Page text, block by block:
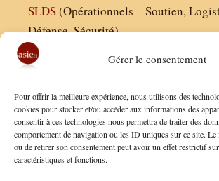
Gérer le consentement
Pour offrir la meilleure expérience, nous utilisons des
cookies pour stocker et/ou accéder aux informations des
consentir à ces technologies nous permettra de traiter des
comportement de navigation ou les ID uniques sur ce site. Le
ou de retirer son consentement peut avoir un effet restrictif
caractéristiques et fonctions.
SLDS(Opérationnels – Soutien,
Défense, Sécurité)
Finaldées EURL
Siège social : 13 avenue Boudon,
Nous contacter